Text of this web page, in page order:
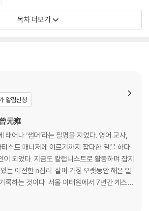
난 사람들
자
목차 더보기
알림신청
元雍
태어나 ‘썸머’라는 필명을 지었다. 영어 교사,
스트 매니저에 이르기까지 잡다한 일을 하다
이 되었다. 지금도 칼럼니스트로 활동하며 잡지
는 여전한 n잡러. 살며 가장 오랫동안 해온 일
록하는 것이다. 서울 이태원에서 7년간 게스트
마다 일어나는 신기하고, 감동적이고, 슬프고,
드에 올린 것이 뜻밖의 뜨거운 반응을 일으키